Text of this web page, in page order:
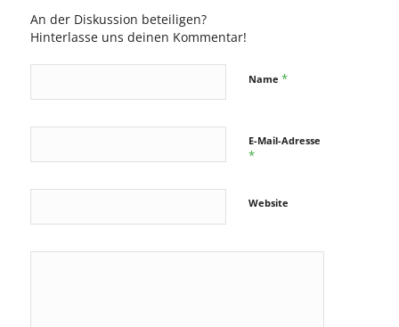
An der Diskussion beteiligen?
Hinterlasse uns deinen Kommentar!
Name *
E-Mail-Adresse
*
Website